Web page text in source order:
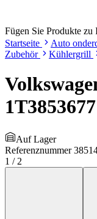
Fügen Sie Produkte zu
Startseite Auto
Zubehör
Kühlergrill
1T3853677
Auf Lager
Referenznummer
1 / 2